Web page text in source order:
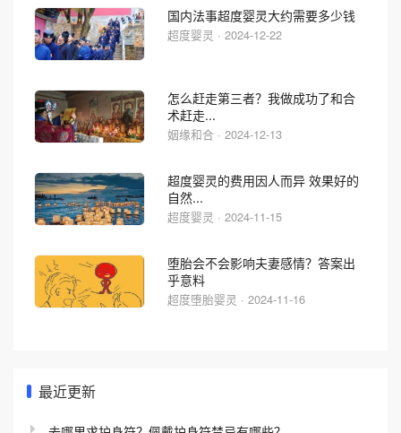
国内法事超度婴灵大约需要多少钱
超度婴灵 · 2024-12-22
怎么赶走第三者？我做成功了和合
术赶走...
姻缘和合 · 2024-12-13
超度婴灵的费用因人而异 效果好的
自然...
超度婴灵 · 2024-11-15
堕胎会不会影响夫妻感情？答案出
乎意料
超度堕胎婴灵 · 2024-11-16
最近更新